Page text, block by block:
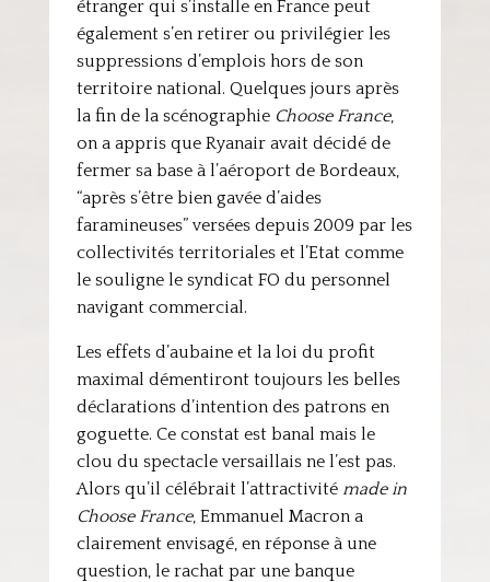
étranger qui s’installe en France peut
également s’en retirer ou privilégier les
suppressions d’emplois hors de son
territoire national. Quelques jours après
la fin de la scénographie Choose France,
on a appris que Ryanair avait décidé de
fermer sa base à l’aéroport de Bordeaux,
“après s’être bien gavée d’aides
faramineuses” versées depuis 2009 par les
collectivités territoriales et l’Etat comme
le souligne le syndicat FO du personnel
navigant commercial.
Les effets d’aubaine et la loi du profit
maximal démentiront toujours les belles
déclarations d’intention des patrons en
goguette. Ce constat est banal mais le
clou du spectacle versaillais ne l’est pas.
Alors qu’il célébrait l’attractivité made in
Choose France, Emmanuel Macron a
clairement envisagé, en réponse à une
question, le rachat par une banque